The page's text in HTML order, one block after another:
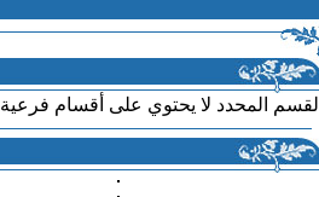
القسم المحدد لا يحتوي على أقسام فرعية